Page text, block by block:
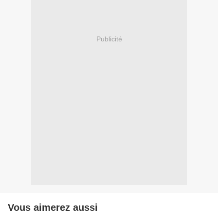
Publicité
Vous aimerez aussi